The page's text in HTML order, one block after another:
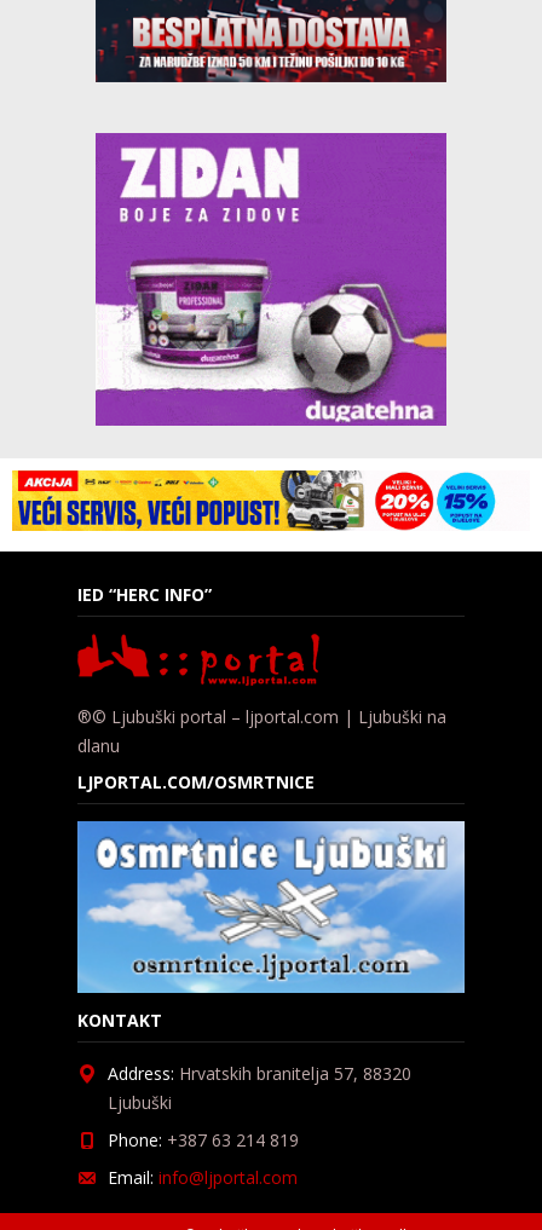
IED “HERC INFO”
®© Ljubuški portal – ljportal.com | Ljubuški na
dlanu
LJPORTAL.COM/OSMRTNICE
KONTAKT
Address: Hrvatskih branitelja 57, 88320
Ljubuški
Phone: +387 63 214 819
Email: info@ljportal.com